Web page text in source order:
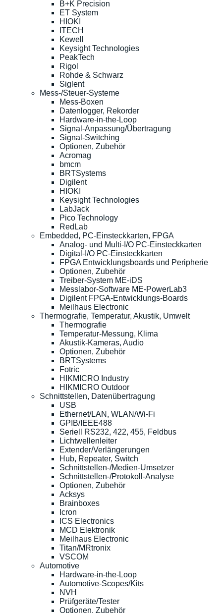
B+K Precision
ET System
HIOKI
ITECH
Kewell
Keysight Technologies
PeakTech
Rigol
Rohde & Schwarz
Siglent
Mess-/Steuer-Systeme
Mess-Boxen
Datenlogger, Rekorder
Hardware-in-the-Loop
Signal-Anpassung/Übertragung
Signal-Switching
Optionen, Zubehör
Acromag
bmcm
BRTSystems
Digilent
HIOKI
Keysight Technologies
LabJack
Pico Technology
RedLab
Embedded, PC-Einsteckkarten, FPGA
Analog- und Multi-I/O PC-Einsteckkarten
Digital-I/O PC-Einsteckkarten
FPGA Entwicklungsboards und Peripherie
Optionen, Zubehör
Treiber-System ME-iDS
Messlabor-Software ME-PowerLab3
Digilent FPGA-Entwicklungs-Boards
Meilhaus Electronic
Thermografie, Temperatur, Akustik, Umwelt
Thermografie
Temperatur-Messung, Klima
Akustik-Kameras, Audio
Optionen, Zubehör
BRTSystems
Fotric
HIKMICRO Industry
HIKMICRO Outdoor
Schnittstellen, Datenübertragung
USB
Ethernet/LAN, WLAN/Wi-Fi
GPIB/IEEE488
Seriell RS232, 422, 455, Feldbus
Lichtwellenleiter
Extender/Verlängerungen
Hub, Repeater, Switch
Schnittstellen-/Medien-Umsetzer
Schnittstellen-/Protokoll-Analyse
Optionen, Zubehör
Acksys
Brainboxes
Icron
ICS Electronics
MCD Elektronik
Meilhaus Electronic
Titan/MRtronix
VSCOM
Automotive
Hardware-in-the-Loop
Automotive-Scopes/Kits
NVH
Prüfgeräte/Tester
Optionen, Zubehör